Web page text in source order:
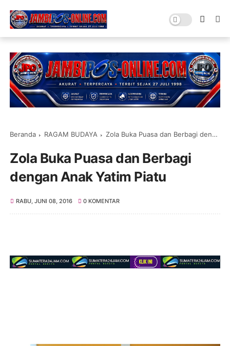
Beranda RAGAM BUDAYA Zola Buka Puasa dan Berbagi dengan Anak Yatim Piatu
Zola Buka Puasa dan Berbagi
dengan Anak Yatim Piatu
RABU, JUNI 08, 2016 0 KOMENTAR